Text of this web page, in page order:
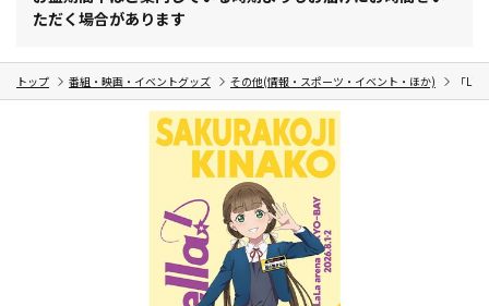
ただく場合があります
トップ 番組・映画・イベントグッズ その他(情報・スポーツ・イベント・ほか) 「